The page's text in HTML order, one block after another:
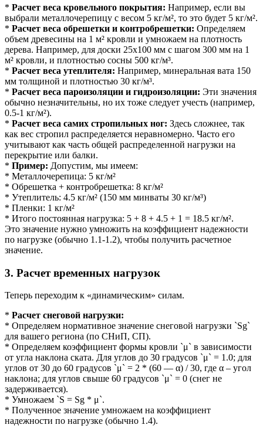
* Расчет веса кровельного покрытия: Например, если вы
выбрали металлочерепицу с весом 5 кг/м², то это будет 5 кг/м².
* Расчет веса обрешетки и контробрешетки: Определяем
объем древесины на 1 м² кровли и умножаем на плотность
дерева. Например, для доски 25х100 мм с шагом 300 мм на 1
м² кровли, и плотностью сосны 500 кг/м³.
* Расчет веса утеплителя: Например, минеральная вата 150
мм толщиной и плотностью 30 кг/м³.
* Расчет веса пароизоляции и гидроизоляции: Эти значения
обычно незначительны, но их тоже следует учесть (например,
0.5-1 кг/м²).
* Расчет веса самих стропильных ног: Здесь сложнее, так
как вес стропил распределяется неравномерно. Часто его
учитывают как часть общей распределенной нагрузки на
перекрытие или балки.
* Пример: Допустим, мы имеем:
* Металлочерепица: 5 кг/м²
* Обрешетка + контробрешетка: 8 кг/м²
* Утеплитель: 4.5 кг/м² (150 мм минваты 30 кг/м³)
* Пленки: 1 кг/м²
* Итого постоянная нагрузка: 5 + 8 + 4.5 + 1 = 18.5 кг/м².
Это значение нужно умножить на коэффициент надежности
по нагрузке (обычно 1.1-1.2), чтобы получить расчетное
значение.
3. Расчет временных нагрузок
Теперь переходим к «динамическим» силам.
* Расчет снеговой нагрузки:
* Определяем нормативное значение снеговой нагрузки `Sg`
для вашего региона (по СНиП, СП).
* Определяем коэффициент формы кровли `μ` в зависимости
от угла наклона ската. Для углов до 30 градусов `μ` = 1.0; для
углов от 30 до 60 градусов `μ` = 2 * (60 — α) / 30, где α – угол
наклона; для углов свыше 60 градусов `μ` = 0 (снег не
задерживается).
* Умножаем `S = Sg * μ`.
* Полученное значение умножаем на коэффициент
надежности по нагрузке (обычно 1.4).